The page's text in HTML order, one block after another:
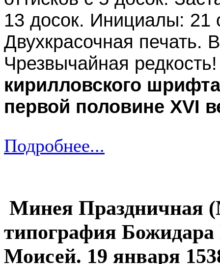
13 досок. Инициалы: 21
Двухкрасочная печать.
Чрезвычайная
кирилловского
первой половине XVI
Подробнее...
Минея Праздничная
типография
Моисей. 19 января